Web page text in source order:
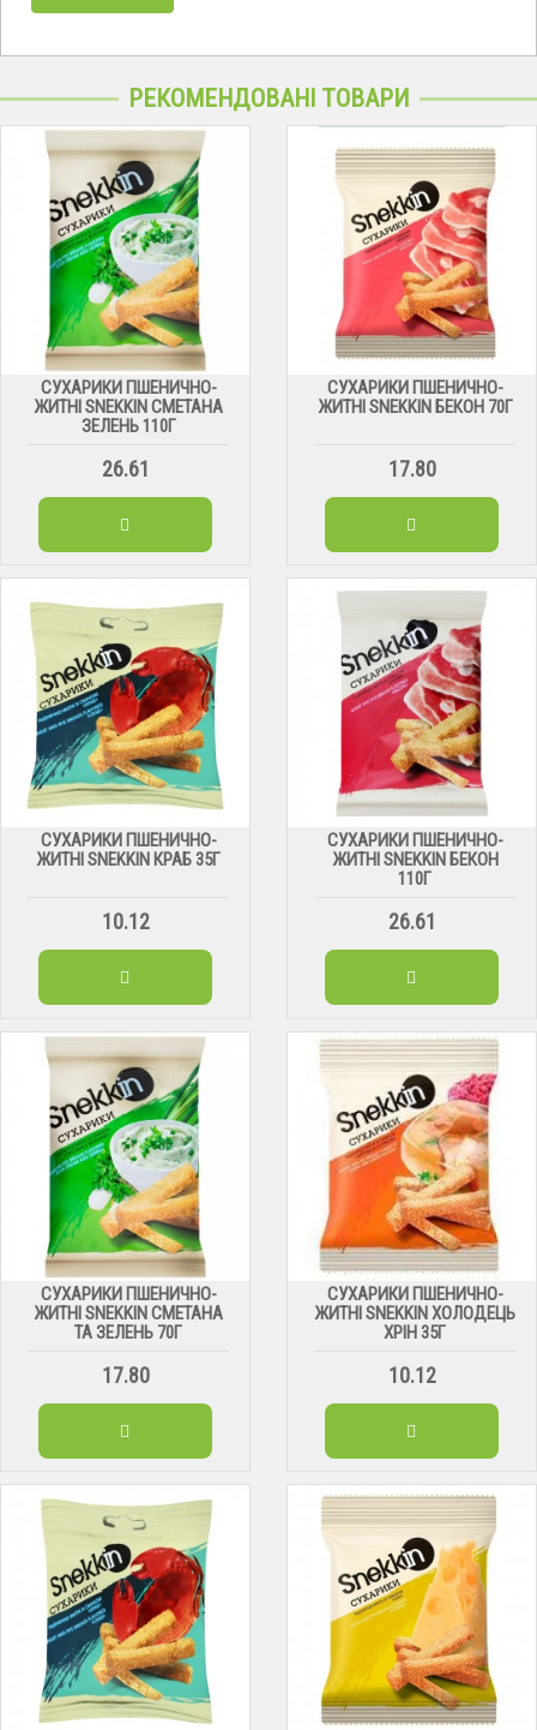
РЕКОМЕНДОВАНІ ТОВАРИ
СУХАРИКИ ПШЕНИЧНО-
ЖИТНІ SNEKKIN СМЕТАНА
ЗЕЛЕНЬ 110Г
26.61
СУХАРИКИ ПШЕНИЧНО-
ЖИТНІ SNEKKIN БЕКОН 70Г
17.80
СУХАРИКИ ПШЕНИЧНО-
ЖИТНІ SNEKKIN КРАБ 35Г
10.12
СУХАРИКИ ПШЕНИЧНО-
ЖИТНІ SNEKKIN БЕКОН
110Г
26.61
СУХАРИКИ ПШЕНИЧНО-
ЖИТНІ SNEKKIN СМЕТАНА
ТА ЗЕЛЕНЬ 70Г
17.80
СУХАРИКИ ПШЕНИЧНО-
ЖИТНІ SNEKKIN ХОЛОДЕЦЬ
ХРІН 35Г
10.12